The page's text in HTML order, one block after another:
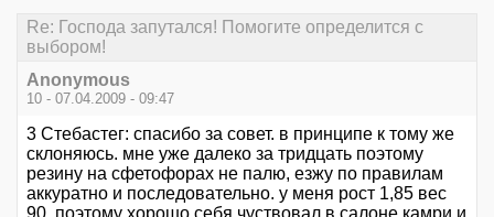
Re: Господа запутался! Помогите определится с
выбором!
Anonymous
10 - 07.04.2009 - 09:47
3 Стебастег: спасибо за совет. в принципе к тому же
склоняюсь. мне уже далеко за тридцать поэтому
резину на сфетофорах не палю, езжу по правилам
аккуратно и последовательно. у меня рост 1,85 вес
90, поэтому хорошо себя чуствовал в салоне камри и